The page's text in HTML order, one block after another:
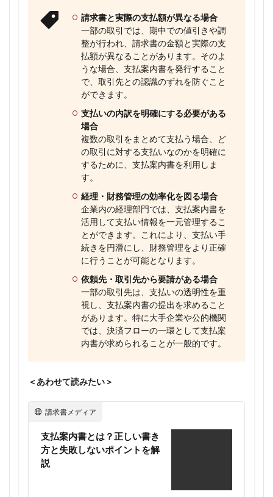
請求書と実際の支払額が異なる場合
一部の取引では、期中での値引きや調
整が行われ、請求書の金額と実際の支
払額が異なることがあります。そのよ
うな場合、支払案内書を発行すること
で、取引先との認識のずれを防ぐこと
ができます。
支払いの内訳を明確にする必要がある
場合
複数の取引をまとめて支払う場合、ど
の取引に対する支払いなのかを明確に
するために、支払案内書を利用しま
す。
経理・財務管理の効率化を図る場合
企業内の経理部門では、支払案内書を
活用して支払い情報を一元管理するこ
とができます。これにより、支払い手
続きを円滑にし、財務管理をより正確
に行うことが可能となります。
依頼先・取引先から要請がある場合
一部の取引先は、支払いの透明性を重
視し、支払案内書の提出を求めること
があります。特に大手企業や公的機関
では、決済フローの一環として支払案
内書が求められることが一般的です。
＜あわせて読みたい＞
請求書メディア
支払案内書とは？正しい書き
方と失敗しないポイントを解
説